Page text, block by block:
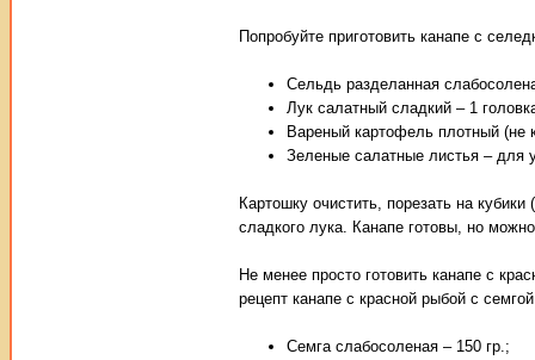
Попробуйте приготовить канапе с
Сельдь разделанная
Лук салатный сладкий – 1
Вареный картофель плотный (не
Зеленые салатные листья – для
Картошку очистить, порезать на
сладкого лука. Канапе готовы, но
Не менее просто готовить канапе с
рецепт канапе с красной рыбой с
Семга слабосоленая – 150 гр.;